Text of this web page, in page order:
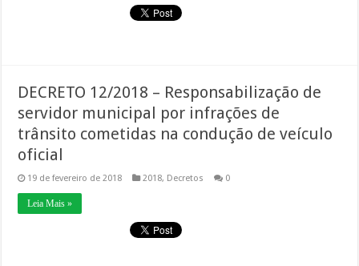
DECRETO 12/2018 – Responsabilização de
servidor municipal por infrações de
trânsito cometidas na condução de veículo
oficial
19 de fevereiro de 2018 2018, Decretos 0
Leia Mais »